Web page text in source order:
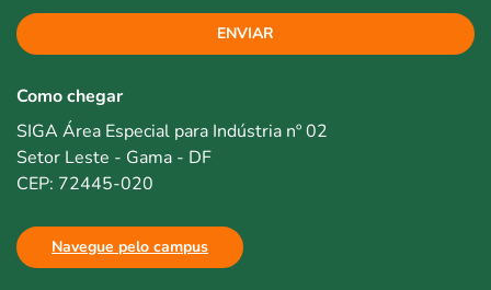
ENVIAR
Como chegar
SIGA Área Especial para Indústria nº 02
Setor Leste - Gama - DF
CEP: 72445-020
Navegue pelo campus